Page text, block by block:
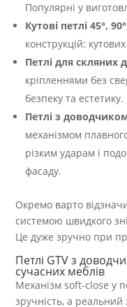
Популярні у
Кутові петлі 45°,
конструкцій:
Петлі для скляних
кріпленнями без
безпеку та естетику.
Петлі з
механізмом
різким ударам і
фасаду.
Окремо варто
системою швидкого
Це дуже зручно при
Петлі GTV з
сучасних меблів
Механізм soft-close у
зручність, а реальний